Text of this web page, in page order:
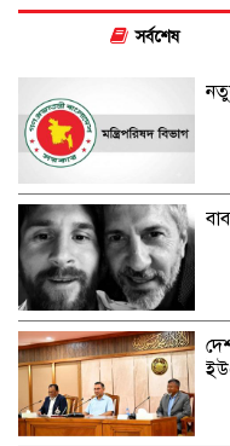
সর্বশেষ